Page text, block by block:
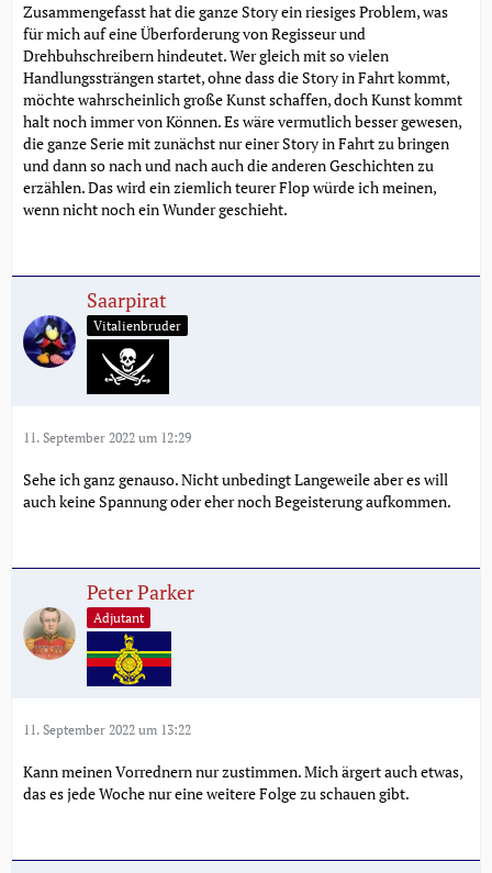
Zusammengefasst hat die ganze Story ein riesiges Problem, was
für mich auf eine Überforderung von Regisseur und
Drehbuhschreibern hindeutet. Wer gleich mit so vielen
Handlungssträngen startet, ohne dass die Story in Fahrt kommt,
möchte wahrscheinlich große Kunst schaffen, doch Kunst kommt
halt noch immer von Können. Es wäre vermutlich besser gewesen,
die ganze Serie mit zunächst nur einer Story in Fahrt zu bringen
und dann so nach und nach auch die anderen Geschichten zu
erzählen. Das wird ein ziemlich teurer Flop würde ich meinen,
wenn nicht noch ein Wunder geschieht.
Saarpirat
Vitalienbruder
11. September 2022 um 12:29
Sehe ich ganz genauso. Nicht unbedingt Langeweile aber es will
auch keine Spannung oder eher noch Begeisterung aufkommen.
Peter Parker
Adjutant
11. September 2022 um 13:22
Kann meinen Vorrednern nur zustimmen. Mich ärgert auch etwas,
das es jede Woche nur eine weitere Folge zu schauen gibt.